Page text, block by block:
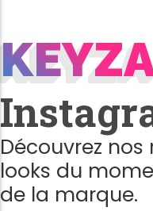
Découvrez
looks du
de la marque.